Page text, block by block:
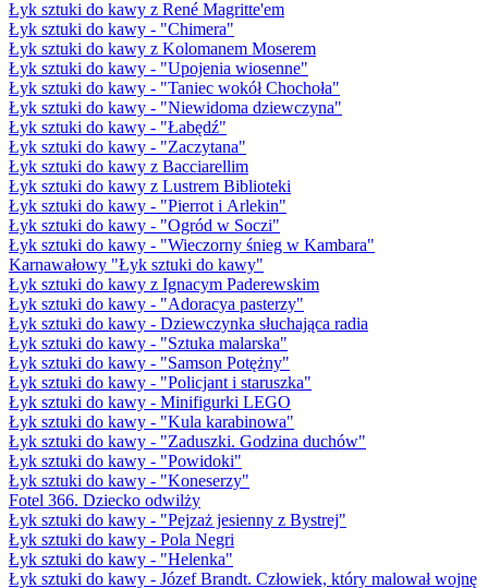
Łyk sztuki do kawy z René Magritte'em
Łyk sztuki do kawy - "Chimera"
Łyk sztuki do kawy z Kolomanem Moserem
Łyk sztuki do kawy - "Upojenia wiosenne"
Łyk sztuki do kawy - "Taniec wokół Chochoła"
Łyk sztuki do kawy - "Niewidoma dziewczyna"
Łyk sztuki do kawy - "Łabędź"
Łyk sztuki do kawy - "Zaczytana"
Łyk sztuki do kawy z Bacciarellim
Łyk sztuki do kawy z Lustrem Biblioteki
Łyk sztuki do kawy - "Pierrot i Arlekin"
Łyk sztuki do kawy - "Ogród w Soczi"
Łyk sztuki do kawy - "Wieczorny śnieg w Kambara"
Karnawałowy "Łyk sztuki do kawy"
Łyk sztuki do kawy z Ignacym Paderewskim
Łyk sztuki do kawy - "Adoracya pasterzy"
Łyk sztuki do kawy - Dziewczynka słuchająca radia
Łyk sztuki do kawy - "Sztuka malarska"
Łyk sztuki do kawy - "Samson Potężny"
Łyk sztuki do kawy - "Policjant i staruszka"
Łyk sztuki do kawy - Minifigurki LEGO
Łyk sztuki do kawy - "Kula karabinowa"
Łyk sztuki do kawy - "Zaduszki. Godzina duchów"
Łyk sztuki do kawy - "Powidoki"
Łyk sztuki do kawy - "Koneserzy"
Fotel 366. Dziecko odwilży
Łyk sztuki do kawy - "Pejzaż jesienny z Bystrej"
Łyk sztuki do kawy - Pola Negri
Łyk sztuki do kawy - "Helenka"
Łyk sztuki do kawy - Józef Brandt. Człowiek, który malował wojnę